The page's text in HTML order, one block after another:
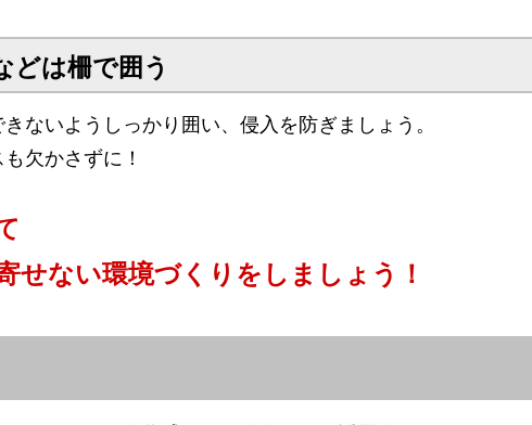
どは柵で囲う
ないようしっかり囲い、侵入を防ぎましょう。
欠かさずに！
せない環境づくりをしましょう！